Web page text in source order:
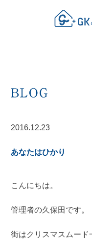
2016.12.23
あなたはひかり
こんにちは。
管理者の久保田です。
街はクリスマスムード